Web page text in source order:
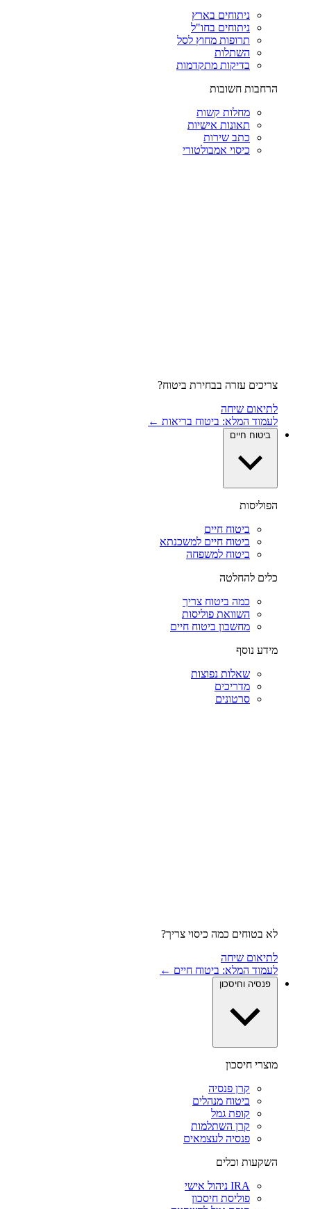
ניתוחים בארץ
ניתוחים בחו"ל
תרופות מחוץ לסל
השתלות
בדיקות מתקדמות
הרחבות חשובות
מחלות קשות
תאונות אישיות
כתב שירות
כיסוי אמבולטורי
צריכים עזרה בבחירת ביטוח?
לתיאום שיחה
לעמוד המלא: ביטוח בריאות ←
ביטוח חיים
הפוליסות
ביטוח חיים
ביטוח חיים למשכנתא
ביטוח למשפחה
כלים להחלטה
כמה ביטוח צריך
השוואת פוליסות
מחשבון ביטוח חיים
מידע נוסף
שאלות נפוצות
מדריכים
סרטונים
לא בטוחים כמה כיסוי צריך?
לתיאום שיחה
לעמוד המלא: ביטוח חיים ←
פנסיה וחיסכון
מוצרי חיסכון
קרן פנסיה
ביטוח מנהלים
קופת גמל
קרן השתלמות
פנסיה לעצמאים
השקעות וכלים
IRA ניהול אישי
פוליסת חיסכון